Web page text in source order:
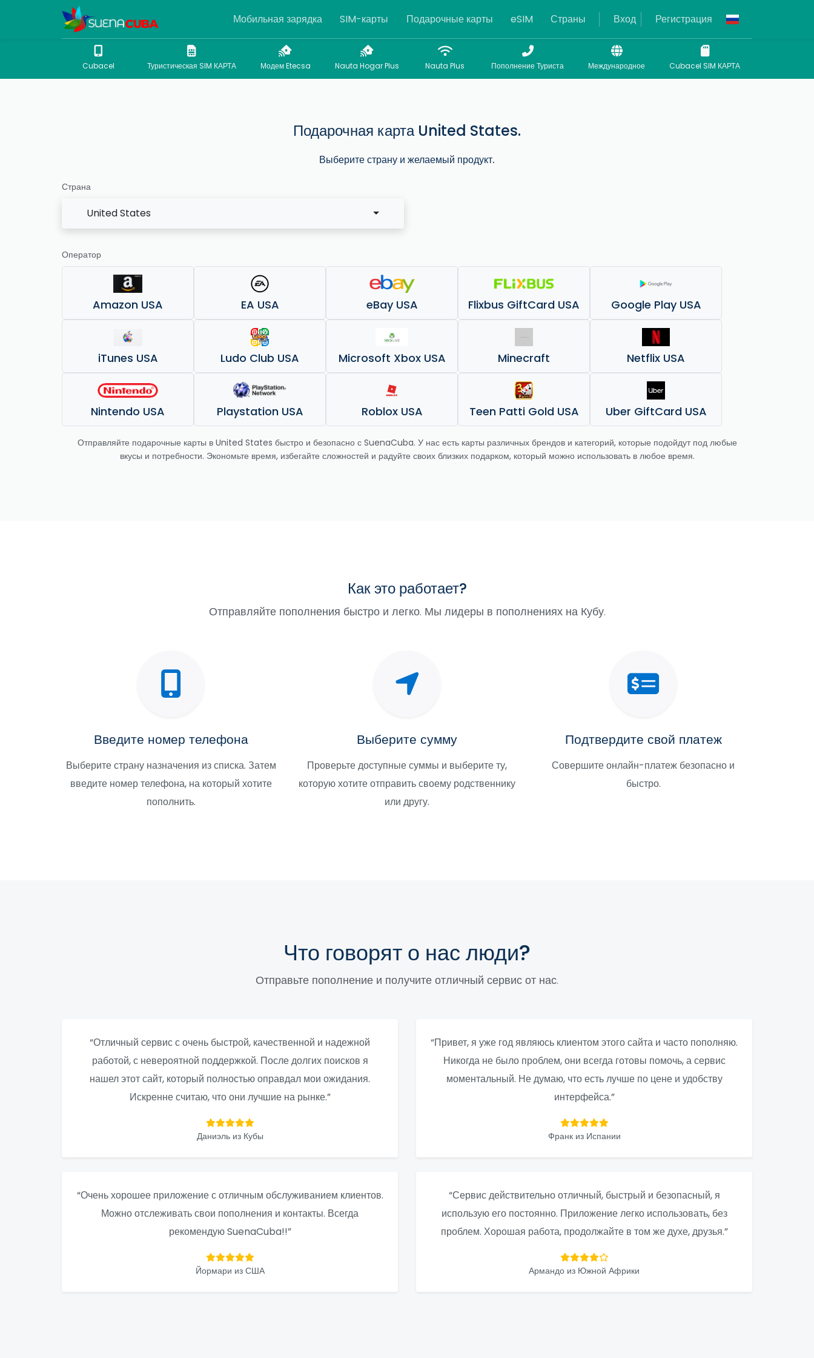
Мобильная зарядка SIM-карты Подарочные карты eSIM Страны Вход Регистрация
Cubacel Туристическая SIM КАРТА Модем Etecsa Nauta Hogar Plus Nauta Plus Пополнение Туриста Международное Cubacel SIM КАРТА
Подарочная карта United States.
Выберите страну и желаемый продукт.
Страна
United States
Оператор
Amazon USA EA USA eBay USA Flixbus GiftCard USA Google Play USA
iTunes USA Ludo Club USA Microsoft Xbox USA Minecraft Netflix USA
Nintendo USA Playstation USA Roblox USA Teen Patti Gold USA Uber GiftCard USA
Отправляйте подарочные карты в United States быстро и безопасно с SuenaCuba. У нас есть карты различных брендов и категорий, которые подойдут под любые
вкусы и потребности. Экономьте время, избегайте сложностей и радуйте своих близких подарком, который можно использовать в любое время.
Как это работает?
Отправляйте пополнения быстро и легко. Мы лидеры в пополнениях на Кубу.
Введите номер телефона
Выберите страну назначения из списка. Затем
введите номер телефона, на который хотите
пополнить.
Выберите сумму
Проверьте доступные суммы и выберите ту,
которую хотите отправить своему родственнику
или другу.
Подтвердите свой платеж
Совершите онлайн-платеж безопасно и
быстро.
Что говорят о нас люди?
Отправьте пополнение и получите отличный сервис от нас.
“Отличный сервис с очень быстрой, качественной и надежной
работой, с невероятной поддержкой. После долгих поисков я
нашел этот сайт, который полностью оправдал мои ожидания.
Искренне считаю, что они лучшие на рынке.”
Даниэль из Кубы
“Привет, я уже год являюсь клиентом этого сайта и часто пополняю.
Никогда не было проблем, они всегда готовы помочь, а сервис
моментальный. Не думаю, что есть лучше по цене и удобству
интерфейса.”
Франк из Испании
“Очень хорошее приложение с отличным обслуживанием клиентов.
Можно отслеживать свои пополнения и контакты. Всегда
рекомендую SuenaCuba!!”
Йормари из США
“Сервис действительно отличный, быстрый и безопасный, я
использую его постоянно. Приложение легко использовать, без
проблем. Хорошая работа, продолжайте в том же духе, друзья.”
Армандо из Южной Африки